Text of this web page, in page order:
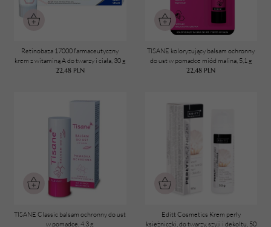
Wosk pszczeli
Retinobaza 17000 farmaceutyczny
krem z witaminą A do twarzy i ciała, 30 g
22,48 PLN
TISANE koloryzujący balsam ochronny
do ust w pomadce miód malina, 5,1 g
22,48 PLN
TISANE Classic balsam ochronny do ust
w pomadce, 4,3 g
Editt Cosmetics Krem perły
księżniczki, do twarzy, szyji i dekoltu, 50